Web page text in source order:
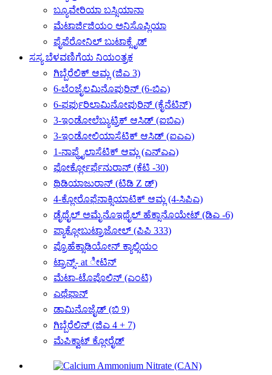
ಬ್ಯೂವೇರಿಯಾ ಬಸ್ಸಿಯಾನಾ
ಮೆಟಾರ್ಜಿಜಿಯಂ ಅನಿಸೊಪ್ಲಿಯಾ
ಪೈಪೆರೋನಿಲ್ ಬುಟಾಕ್ಸೈಡ್
ಸಸ್ಯ ಬೆಳವಣಿಗೆಯ ನಿಯಂತ್ರಕ
ಗಿಬ್ಬೆರೆಲಿಕ್ ಆಮ್ಲ (ಜಿಎ 3)
6-ಬೆಂಜೈಲಮಿನೊಪುರಿನ್ (6-ಬಿಎ)
6-ಫರ್ಫುರಿಲಾಮಿನೋಪುರಿನ್ (ಕೈನೆಟಿನ್)
3-ಇಂಡೋಲೆಬ್ಯುಟ್ರಿಕ್ ಆಸಿಡ್ (ಐಬಿಎ)
3-ಇಂಡೋಲಿಯಾಸೆಟಿಕ್ ಆಸಿಡ್ (ಐಎಎ)
1-ನಾಫ್ಥೈಲಾಸೆಟಿಕ್ ಆಮ್ಲ (ಎನ್‌ಎಎ)
ಫೋರ್ಕ್ಲೋರ್ಫೆನುರಾನ್ (ಕೆಟಿ -30)
ಥಿಡಿಯಾಜುರಾನ್ (ಟಿಡಿ Z ಡ್)
4-ಕ್ಲೋರೊಫೆನಾಕ್ಸಿಯಾಟಿಕ್ ಆಮ್ಲ (4-ಸಿಪಿಎ)
ಡೈಥೈಲ್ ಅಮೈನೊಇಥೈಲ್ ಹೆಕ್ಸಾನೊಯೇಟ್ (ಡಿಎ -6)
ಪ್ಯಾಕ್ಲೋಬುಟ್ರಾಜೋಲ್ (ಪಿಪಿ 333)
ಪ್ರೊಹೆಕ್ಸಾಡಿಯೋನ್ ಕ್ಯಾಲ್ಸಿಯಂ
ಟ್ರಾನ್ಸ್- at ೀಟಿನ್
ಮೆಟಾ-ಟೊಪೊಲಿನ್ (ಎಂಟಿ)
ಎಥೆಫಾನ್
ಡಾಮಿನೊಜೈಡ್ (ಬಿ 9)
ಗಿಬ್ಬೆರೆಲಿನ್ (ಜಿಎ 4 + 7)
ಮೆಪಿಕ್ವಾಟ್ ಕ್ಲೋರೈಡ್